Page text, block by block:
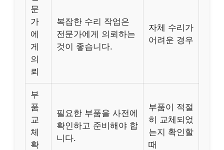
문
가
에
게
의
뢰
복잡한 수리 작업은
전문가에게 의뢰하는
것이 좋습니다.
자체 수리가
어려운 경우
부
품
교
체
확
필요한 부품을 사전에
확인하고 준비해야 합
니다.
부품이 적절
히 교체되었
는지 확인할
때